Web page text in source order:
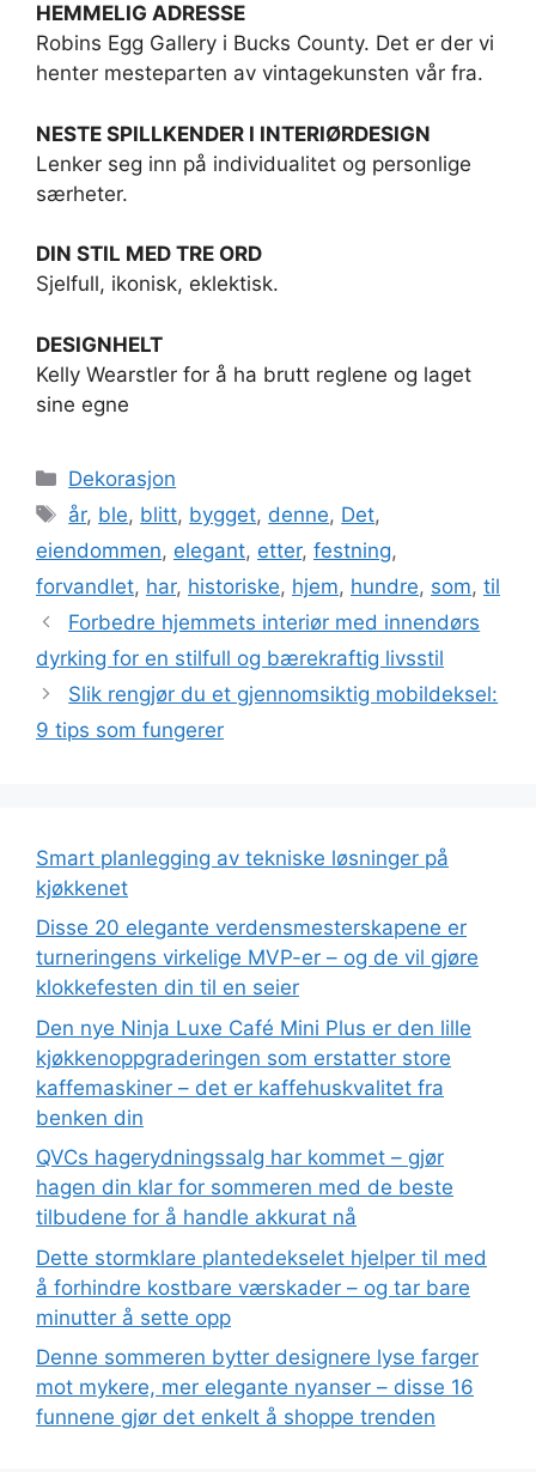
HEMMELIG ADRESSE
Robins Egg Gallery i Bucks County. Det er der vi
henter mesteparten av vintagekunsten vår fra.
NESTE SPILLKENDER I INTERIØRDESIGN
Lenker seg inn på individualitet og personlige
særheter.
DIN STIL MED TRE ORD
Sjelfull, ikonisk, eklektisk.
DESIGNHELT
Kelly Wearstler for å ha brutt reglene og laget
sine egne
Kategorier
Dekorasjon
Stikkord
år, ble, blitt, bygget, denne, Det,
eiendommen, elegant, etter, festning,
forvandlet, har, historiske, hjem, hundre, som, til
Forbedre hjemmets interiør med innendørs
dyrking for en stilfull og bærekraftig livsstil
Slik rengjør du et gjennomsiktig mobildeksel:
9 tips som fungerer
Smart planlegging av tekniske løsninger på
kjøkkenet
Disse 20 elegante verdensmesterskapene er
turneringens virkelige MVP-er – og de vil gjøre
klokkefesten din til en seier
Den nye Ninja Luxe Café Mini Plus er den lille
kjøkkenoppgraderingen som erstatter store
kaffemaskiner – det er kaffehuskvalitet fra
benken din
QVCs hagerydningssalg har kommet – gjør
hagen din klar for sommeren med de beste
tilbudene for å handle akkurat nå
Dette stormklare plantedekselet hjelper til med
å forhindre kostbare værskader – og tar bare
minutter å sette opp
Denne sommeren bytter designere lyse farger
mot mykere, mer elegante nyanser – disse 16
funnene gjør det enkelt å shoppe trenden